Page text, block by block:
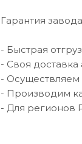
Гарантия
- Быстрая
- Своя
- Осуществляем
- Производим
- Для регионов